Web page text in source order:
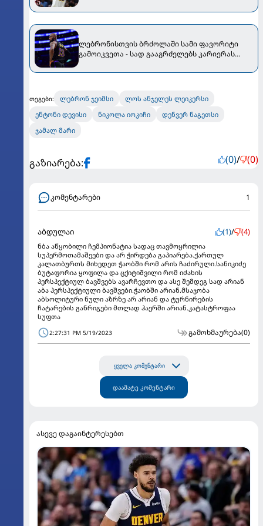
ლებრონისთვის ბრძოლაში სამი ფავორიტი
გამოიკვეთა - სად გააგრძელებს კარიერას
თეგები: ლებრონ ჯეიმსი
ლოს ანჯელეს ლეიკერსი
ენტონი დევისი
ნიკოლა იოკიჩი
დენვერ ნაგეთსი
ჯამალ მარი
გაზიარება: (0)/ (0)
კომენტარები 1
აბდულაი (1)/ (4)
ნბა აწყობილი ჩემპიონატია სადაც თავმოყრილია
სუპერმოთამაშეები და არ ჭირდება გაპიარება.ქართულ
კალათბურთს მიხედეთ ჭაობში რომ არის ჩაძირული.სანიკიძე
ბუტაფორია ყოფილა და ცქიტიშვილი რომ იძახის
პერსპექტიულ ბავშვებს ავარჩევთო და ასე შემდეგ სად არიან
აბა პერსპექტიული ბავშვები.ჭაობში არიან.მსაჯობა
აბსოლიტური ნული აზრზე არ არიან და ტურნირების
ჩატარების განრიგები მთლად ჰაერში არიან.კატასტროფაა
სუფთა
2:27:31 PM 5/19/2023 გამოხმაურება(0)
ყველა კომენტარი
დაამატე კომენტარი
ასევე დაგაინტერესებთ